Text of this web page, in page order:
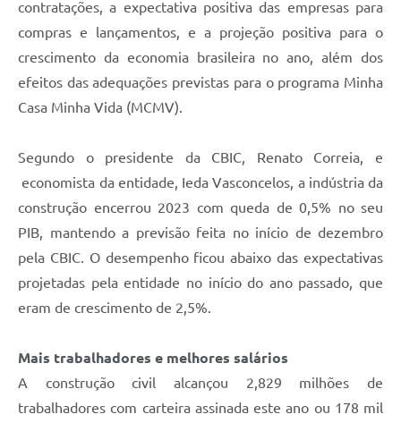
contratações, a expectativa positiva das empresas para
compras e lançamentos, e a projeção positiva para o
crescimento da economia brasileira no ano, além dos
efeitos das adequações previstas para o programa Minha
Casa Minha Vida (MCMV).
Segundo o presidente da CBIC, Renato Correia, e
economista da entidade, Ieda Vasconcelos, a indústria da
construção encerrou 2023 com queda de 0,5% no seu
PIB, mantendo a previsão feita no início de dezembro
pela CBIC. O desempenho ficou abaixo das expectativas
projetadas pela entidade no início do ano passado, que
eram de crescimento de 2,5%.
Mais trabalhadores e melhores salários
A construção civil alcançou 2,829 milhões de
trabalhadores com carteira assinada este ano ou 178 mil